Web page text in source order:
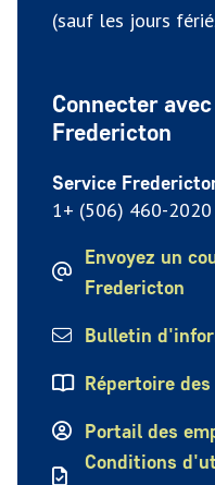
(sauf les jours
Connecter
Fredericton
Service
1+ (506) 460-2020
Envoyez un
Fredericton
Bulletin
Répertoire
Portail des
Conditions